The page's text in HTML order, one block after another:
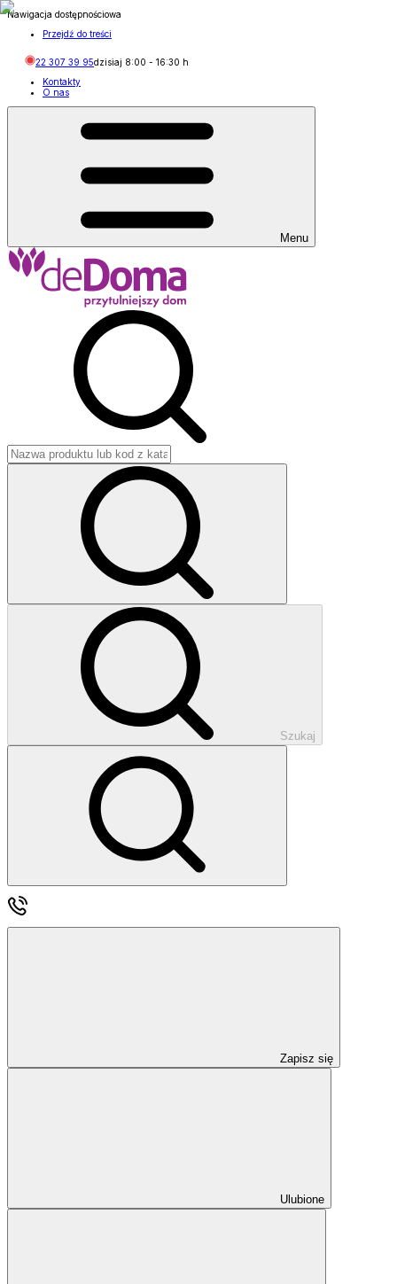
Nawigacja dostępnościowa
Przejdź do treści
22 307 39 95dzisiaj 8:00 - 16:30 h
Kontakty
O nas
Menu
Szukaj
Zapisz się
Ulubione